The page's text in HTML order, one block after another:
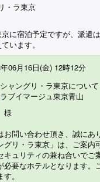
・ラ東京
に宿泊予定ですが、派遣
います。
06月16日(金) 12時12分
シャングリ・ラ東京について
ラブイマージュ東京青山
様
お問い合わせ頂き、誠にあ
グリ・ラ東京」は、ご案内
キュリティの兼ね合いでご
必要なホテルとなります。
。